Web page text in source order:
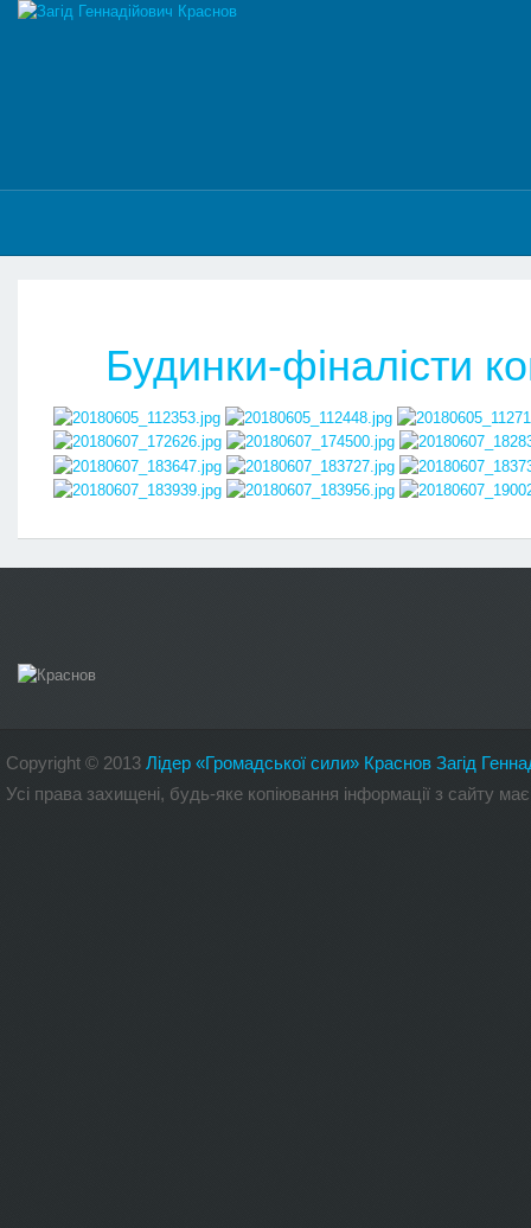
Будинки-фіналісти
Copyright © 2013 Лідер «Громадської сили» Краснов Загід
Усі права захищені, будь-яке копіювання інформації з сайту